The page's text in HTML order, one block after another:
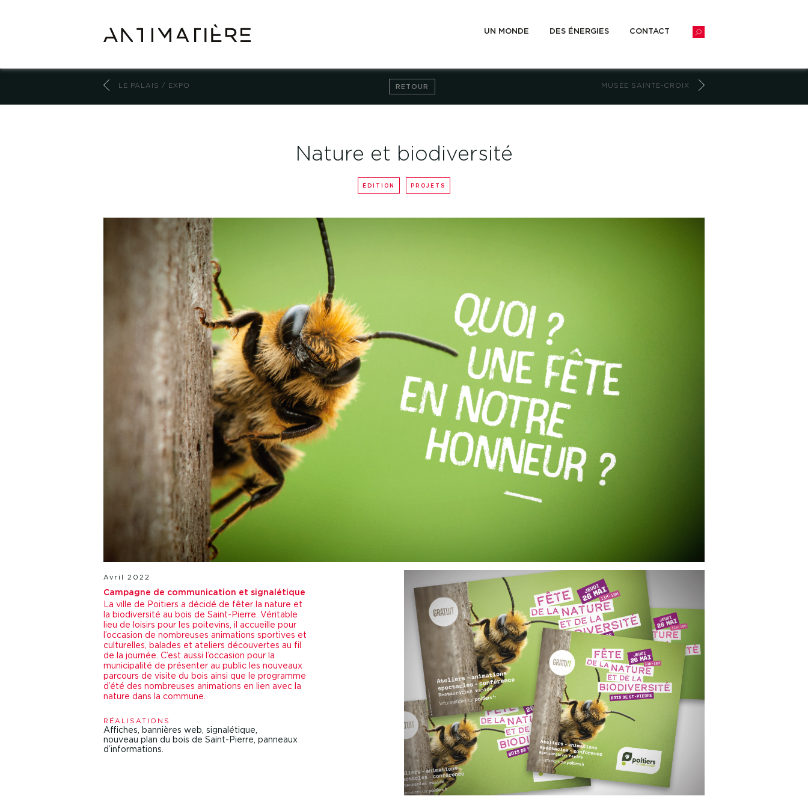
UN MONDE DES ÉNERGIES CONTACT
LE PALAIS / EXPO MUSÉE SAINTE-CROIX
RETOUR
Nature et biodiversité
ÉDITION PROJETS
Avril 2022
Campagne de communication et signalétique
La ville de Poitiers a décidé de fêter la nature et
la biodiversité au bois de Saint-Pierre. Véritable
lieu de loisirs pour les poitevins, il accueille pour
l’occasion de nombreuses animations sportives et
culturelles, balades et ateliers découvertes au fil
de la journée. C’est aussi l’occasion pour la
municipalité de présenter au public les nouveaux
parcours de visite du bois ainsi que le programme
d’été des nombreuses animations en lien avec la
nature dans la commune.
RÉALISATIONS
Affiches, bannières web, signalétique,
nouveau plan du bois de Saint-Pierre, panneaux
d’informations.